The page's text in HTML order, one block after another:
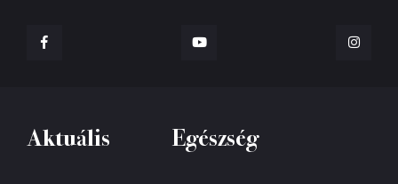
Aktuális Egészség